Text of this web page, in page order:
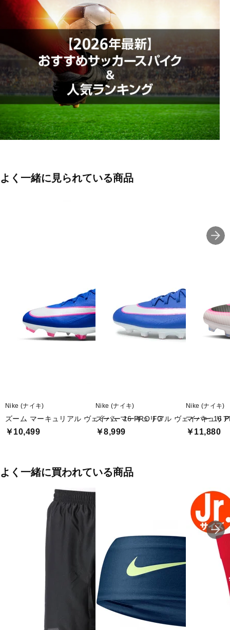
■カラー(メーカー表記):
ブルー×ホワイト(446:RACER BLUE/WHITE)
■生産国:中国
■2026年モデル
※ブランドやシリーズによっては甲高や幅等小さめに作られている
ことがあります。あくまで目安としてご判断ください。
■メーカー型番：FQ8431446
よく一緒に見られている商品
Nike (ナイキ)
ズーム マーキュリアル ヴェイパー 16 PRO FG
￥10,499
Nike (ナイキ)
ズーム マーキュリアル ヴェイパー 16
￥8,999
Nike (ナイキ)
マーキュリ
￥11,880
よく一緒に買われている商品